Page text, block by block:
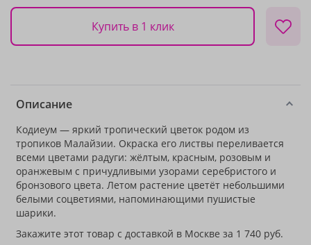
Купить в 1 клик
Описание
Кодиеум — яркий тропический цветок родом из
тропиков Малайзии. Окраска его листвы переливается
всеми цветами радуги: жёлтым, красным, розовым и
оранжевым с причудливыми узорами серебристого и
бронзового цвета. Летом растение цветёт небольшими
белыми соцветиями, напоминающими пушистые
шарики.
Закажите этот товар с доставкой в Москве за 1 740 руб.